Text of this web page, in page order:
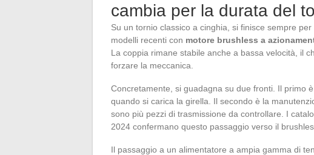
cambia per la durata del
Su un tornio classico a cinghia, si finisce sempre
modelli recenti con motore brushless a
La coppia rimane stabile anche a bassa velocità, il
forzare la meccanica.
Concretamente, si guadagna su due fronti. Il primo
quando si carica la girella. Il secondo è la
sono più pezzi di trasmissione da controllare. I
2024 confermano questo passaggio verso il
Il passaggio a un alimentatore a ampia gamma di